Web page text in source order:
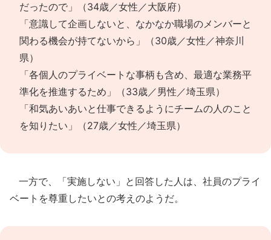
だったので」（34歳／女性／大阪府）
「意識して企画しないと、なかなか職場のメンバーと
関わる機会が持てないから」（30歳／女性／神奈川
県）
「各個人のプライベートな事柄も含め、最適な業務平
準化を推進するため」（33歳／男性／埼玉県）
「和気あいあいと仕事できるようにチームの人のこと
を知りたい」（27歳／女性／埼玉県）
一方で、「実施しない」と回答した人は、社員のプライ
ベートを尊重したいとの考えのようだ。